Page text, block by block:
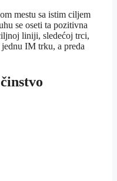
mestu sa istim ciljem
se oseti ta pozitivna
liniji, sledećoj trci,
IM trku, a preda